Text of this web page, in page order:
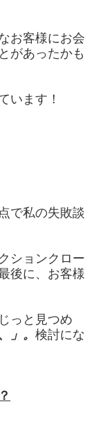
お客様にお会
があったかも
います！
で私の失敗談
ションクロー
後に、お客様
っと見つめ
」。 検討にな